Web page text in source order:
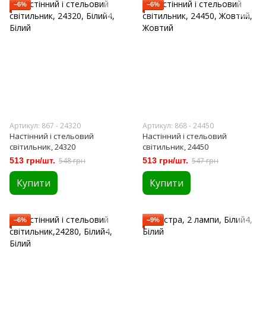
−6%
Артикул: 867 - 24320
Настінний і стельовий
світильник, 24320
513 грн/шт. 548 грн
Купити
−6%
Артикул: 868 - 24450
Настінний і стельовий
світильник, 24450
513 грн/шт. 547 грн
Купити
−6% −9%